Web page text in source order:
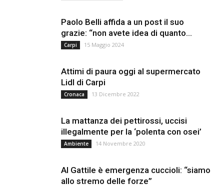
Paolo Belli affida a un post il suo
grazie: “non avete idea di quanto...
Carpi 15 Maggio 2024
Attimi di paura oggi al supermercato
Lidl di Carpi
Cronaca 13 Dicembre 2022
La mattanza dei pettirossi, uccisi
illegalmente per la ‘polenta con osei’
Ambiente 14 Novembre 2020
Al Gattile è emergenza cuccioli: “siamo
allo stremo delle forze”